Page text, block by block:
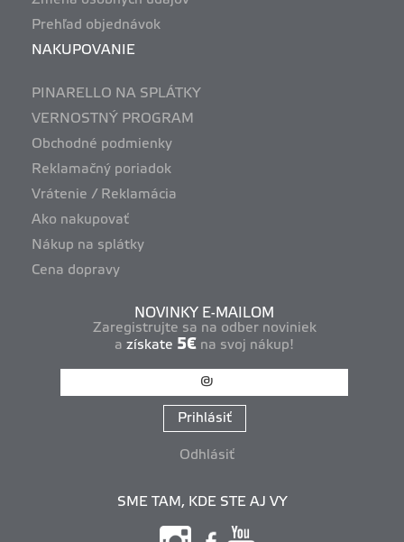
Prehľad objednávok
NAKUPOVANIE
PINARELLO NA SPLÁTKY
VERNOSTNÝ PROGRAM
Obchodné podmienky
Reklamačný poriadok
Vrátenie / Reklamácia
Ako nakupovať
Nákup na splátky
Cena dopravy
NOVINKY E-MAILOM
Zaregistrujte sa na odber noviniek
a získate 5€ na svoj nákup!
Prihlásiť
Odhlásiť
SME TAM, KDE STE AJ VY